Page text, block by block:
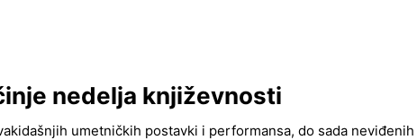
nedelja književnosti
umetničkih postavki i performansa, do sada